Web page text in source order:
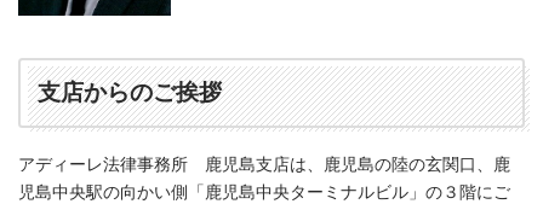
支店からのご挨拶
アディーレ法律事務所 鹿児島支店は、鹿児島の陸の玄関口、鹿
児島中央駅の向かい側「鹿児島中央ターミナルビル」の３階にご